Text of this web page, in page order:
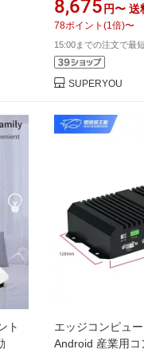
8,675 円〜 送
78ポイント (1 倍)〜
15:00までの注文で最
SUPERYOU
ト
エッジコンピュ
Android 産業用コ